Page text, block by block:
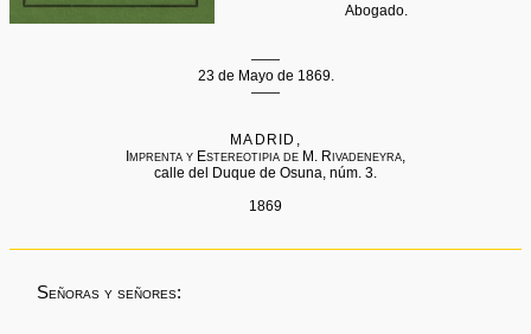
Abogado.
——
23 de Mayo de 1869.
——
MADRID,
Imprenta y Estereotipia de M. Rivadeneyra,
calle del Duque de Osuna, núm. 3.
1869
Señoras y señores: